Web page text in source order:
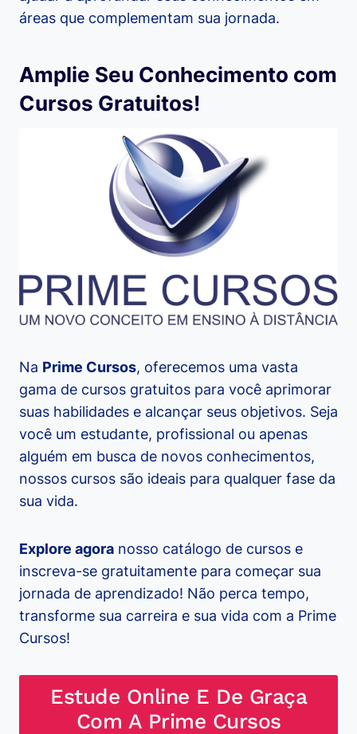
áreas que complementam sua jornada.
Amplie Seu Conhecimento com
Cursos Gratuitos!
Na Prime Cursos, oferecemos uma vasta
gama de cursos gratuitos para você aprimorar
suas habilidades e alcançar seus objetivos. Seja
você um estudante, profissional ou apenas
alguém em busca de novos conhecimentos,
nossos cursos são ideais para qualquer fase da
sua vida.
Explore agora nosso catálogo de cursos e
inscreva-se gratuitamente para começar sua
jornada de aprendizado! Não perca tempo,
transforme sua carreira e sua vida com a Prime
Cursos!
Estude Online E De Graça
Com A Prime Cursos